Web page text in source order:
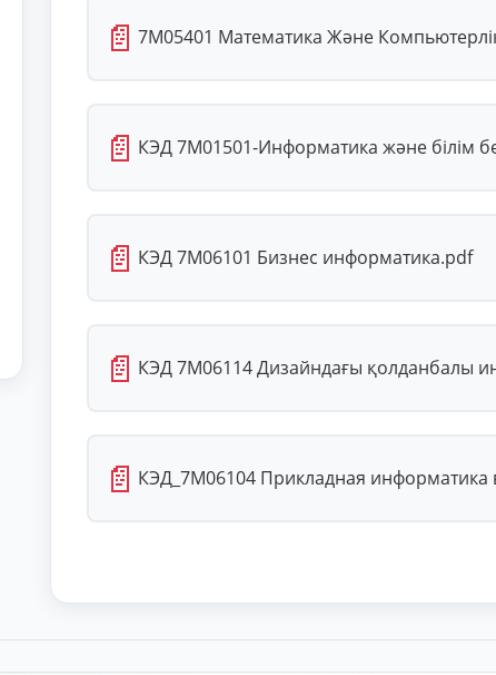
📄 7М05401 Математика Және
📄 КЭД 7М01501-Информатика және білім
📄 КЭД 7М06101 Бизнес информатика.pdf
📄 КЭД 7М06114 Дизайндағы қолданбалы
📄 КЭД_7М06104 Прикладная информатика